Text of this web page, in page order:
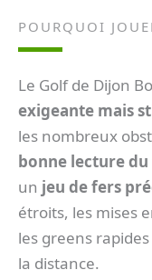
POURQUOI
Le Golf de Dijon
exigeante mais
les nombreux
bonne lecture
un jeu de fers
étroits, les mises
les greens
la distance.